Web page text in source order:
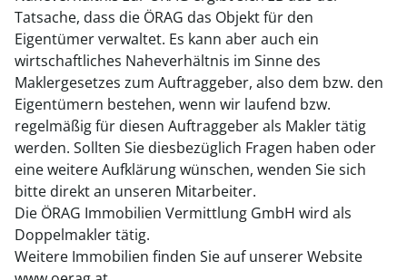
Tatsache, dass die ÖRAG das Objekt für den
Eigentümer verwaltet. Es kann aber auch ein
wirtschaftliches Naheverhältnis im Sinne des
Maklergesetzes zum Auftraggeber, also dem bzw. den
Eigentümern bestehen, wenn wir laufend bzw.
regelmäßig für diesen Auftraggeber als Makler tätig
werden. Sollten Sie diesbezüglich Fragen haben oder
eine weitere Aufklärung wünschen, wenden Sie sich
bitte direkt an unseren Mitarbeiter.
Die ÖRAG Immobilien Vermittlung GmbH wird als
Doppelmakler tätig.
Weitere Immobilien finden Sie auf unserer Website